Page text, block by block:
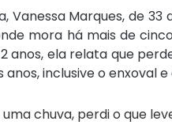
Vanessa Marques, de
mora há mais de
anos, ela relata que
anos, inclusive o enxoval
uma chuva, perdi o que